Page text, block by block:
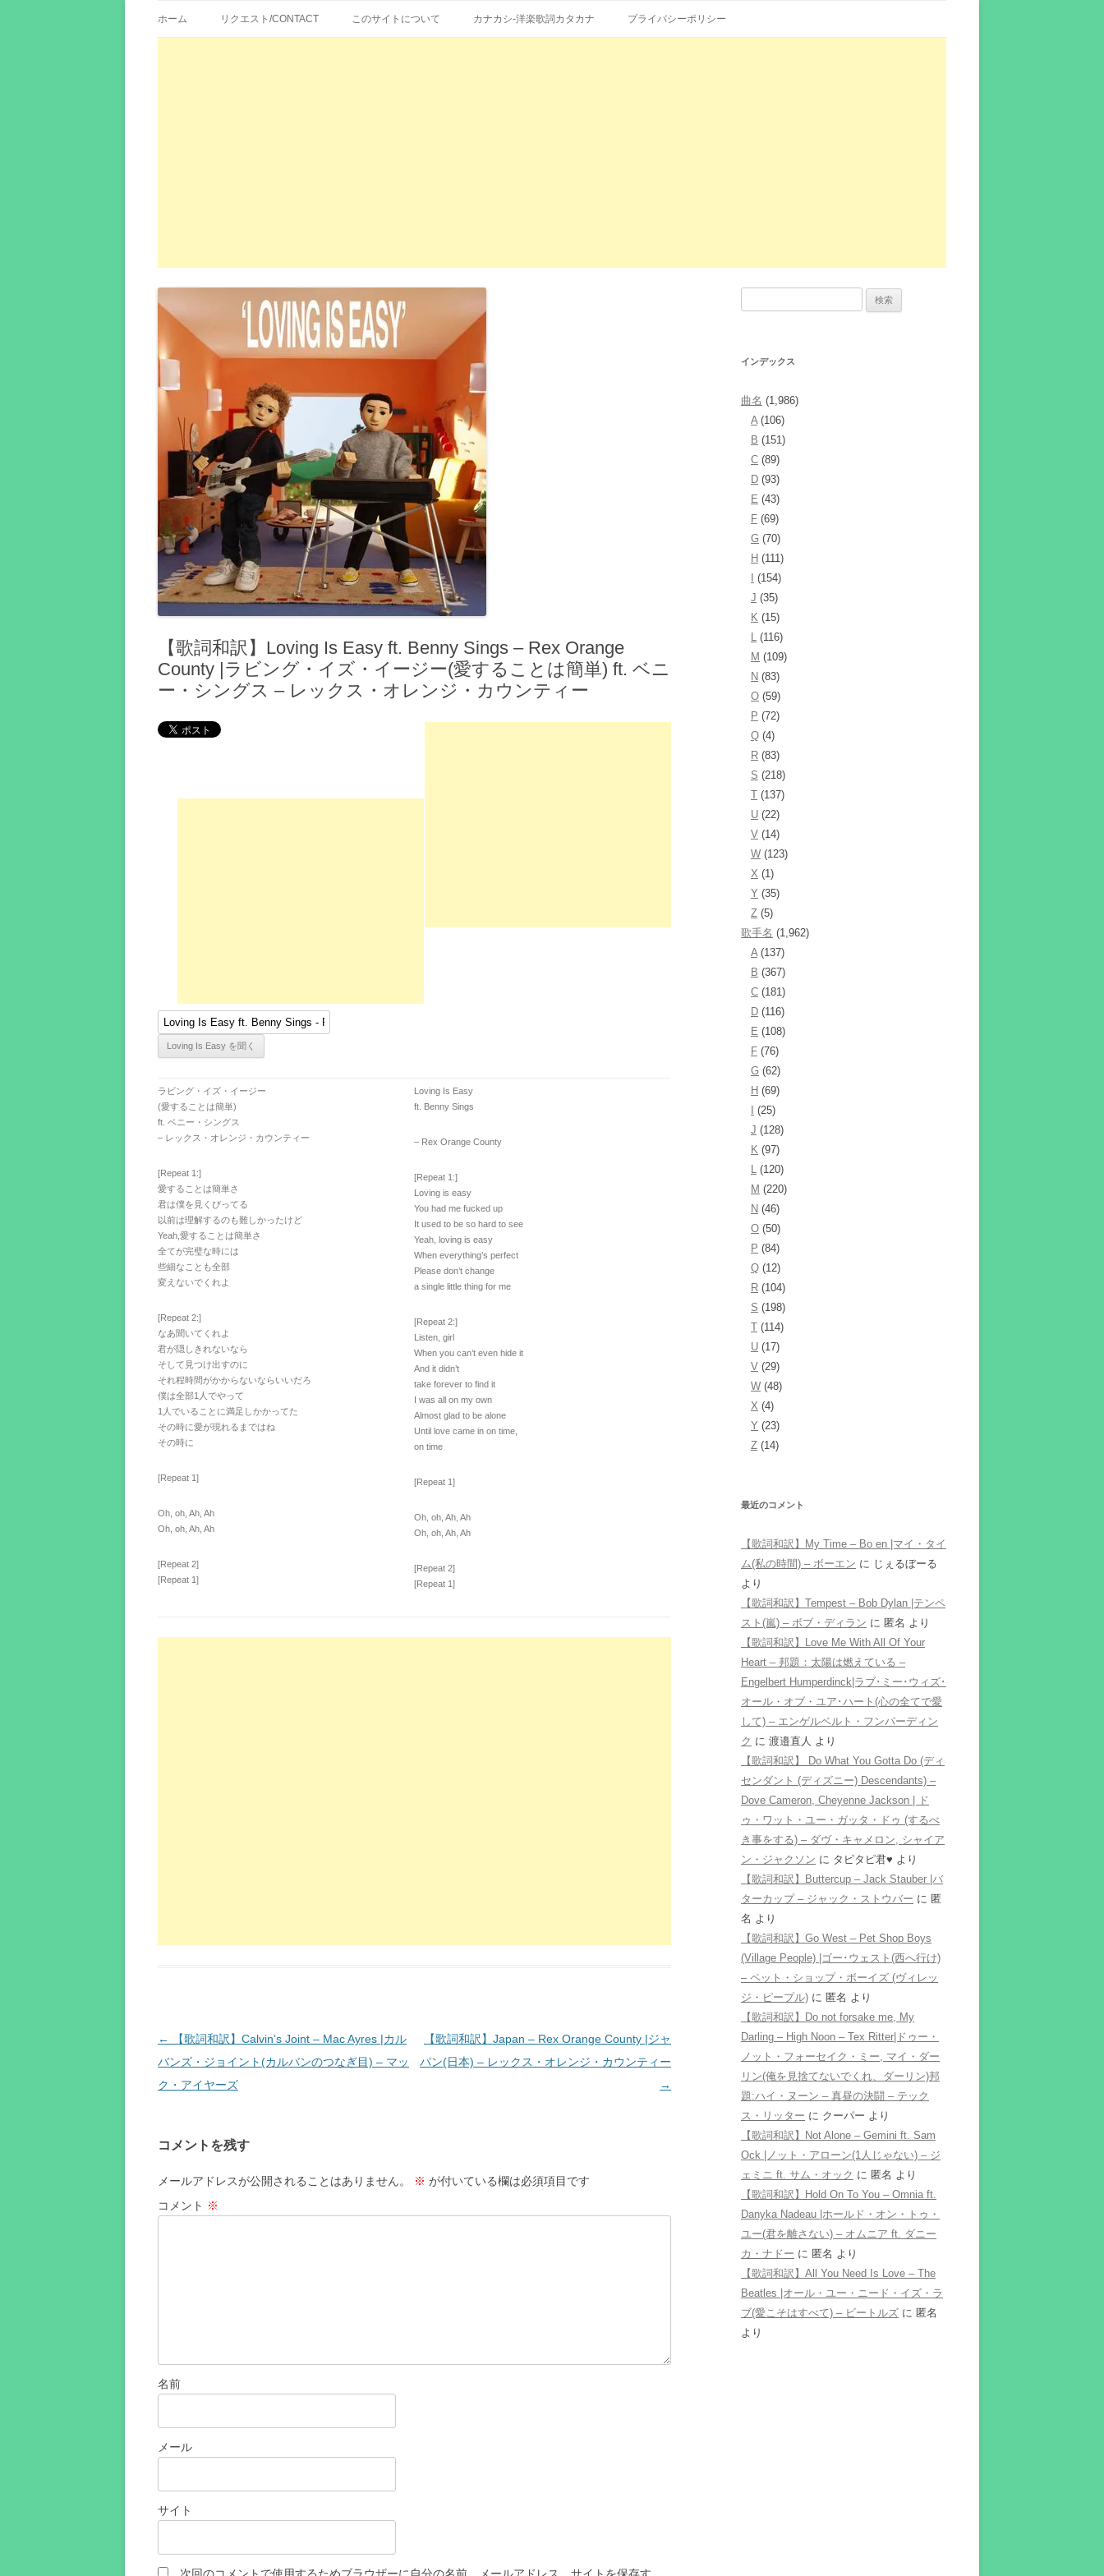
エイカシ | 洋楽歌詞の和訳、英語の意味、読み方
ン
ン
ホーム リクエスト/CONTACT このサイトについて カナカシ-洋楽歌詞カタカナ プライバシーポリシー
【歌詞和訳】Loving Is Easy ft. Benny Sings – Rex Orange
County |ラビング・イズ・イージー(愛することは簡単) ft. ベニ
ー・シングス – レックス・オレンジ・カウンティー
ラビング・イズ・イージー
(愛することは簡単)
ft. ベニー・シングス
– レックス・オレンジ・カウンティー
[Repeat 1:]
愛することは簡単さ
君は僕を見くびってる
以前は理解するのも難しかったけど
Yeah,愛することは簡単さ
全てが完璧な時には
些細なことも全部
変えないでくれよ
[Repeat 2:]
なあ聞いてくれよ
君が隠しきれないなら
そして見つけ出すのに
それ程時間がかからないならいいだろ
僕は全部1人でやって
1人でいることに満足しかかってた
その時に愛が現れるまではね
その時に
[Repeat 1]
Oh, oh, Ah, Ah
Oh, oh, Ah, Ah
[Repeat 2]
[Repeat 1]
Loving Is Easy
ft. Benny Sings
– Rex Orange County
[Repeat 1:]
Loving is easy
You had me fucked up
It used to be so hard to see
Yeah, loving is easy
When everything’s perfect
Please don’t change
a single little thing for me
[Repeat 2:]
Listen, girl
When you can’t even hide it
And it didn’t
take forever to find it
I was all on my own
Almost glad to be alone
Until love came in on time,
on time
[Repeat 1]
Oh, oh, Ah, Ah
Oh, oh, Ah, Ah
[Repeat 2]
[Repeat 1]
投
稿
ナ
ー
シ
ョ
←
【歌詞和訳】Calvin’s Joint – Mac Ayres |カル
バンズ・ジョイント(カルバンのつなぎ目) – マッ
ク・アイヤーズ
【歌詞和訳】Japan – Rex Orange County |ジャ
パン(日本) – レックス・オレンジ・カウンティー
→
コメントを残す
メールアドレスが公開されることはありません。 ※ が付いている欄は必須項目です
コメント ※
名前
メール
サイト
インデックス
曲名 (1,986)
A(106)
B (151)
C (89)
D (93)
E (43)
F (69)
G (70)
H (111)
(154)
J (35)
K (15)
L (116)
M (109)
N (83)
O (59)
P (72)
Q (4)
R (83)
S (218)
T (137)
U (22)
V (14)
W (123)
X (1)
Y (35)
Z (5)
歌手名 (1,962)
A(137)
B (367)
C (181)
D (116)
E (108)
F (76)
G (62)
H (69)
(25)
J (128)
K (97)
L (120)
M (220)
N (46)
O (50)
P (84)
Q (12)
R (104)
S (198)
T (114)
U (17)
V (29)
W (48)
X (4)
Y (23)
Z (14)
最近のコメント
【歌詞和訳】My Time – Bo en |マイ・タイ
ム(私の時間) – ボーエン に じぇるぼーる
より
【歌詞和訳】Tempest – Bob Dylan |テンペ
スト(嵐) – ボブ・ディラン に 匿名 より
【歌詞和訳】Love Me With All Of Your
Heart – 邦題：太陽は燃えている –
Engelbert Humperdinck|ラブ･ミー･ウィズ･
オール・オブ・ユア･ハート(心の全てで愛
して) – エンゲルベルト・フンパーディン
ク に 渡邉直人 より
【歌詞和訳】 Do What You Gotta Do (ディ
センダント (ディズニー) Descendants) –
Dove Cameron, Cheyenne Jackson | ド
ゥ・ワット・ユー・ガッタ・ドゥ (するべ
き事をする) – ダヴ・キャメロン, シャイア
ン・ジャクソン に タピタピ君♥️ より
【歌詞和訳】Buttercup – Jack Stauber |バ
ターカップ – ジャック・ストウバー に 匿
名 より
【歌詞和訳】Go West – Pet Shop Boys
(Village People) |ゴー･ウェスト(西へ行け)
– ペット・ショップ・ボーイズ (ヴィレッ
ジ・ピープル) に 匿名 より
【歌詞和訳】Do not forsake me, My
Darling – High Noon – Tex Ritter|ドゥー・
ノット・フォーセイク・ミー, マイ・ダー
リン(俺を見捨てないでくれ、ダーリン)邦
題:ハイ・ヌーン – 真昼の決闘 – テック
ス・リッター に クーパー より
【歌詞和訳】Not Alone – Gemini ft. Sam
Ock |ノット・アローン(1人じゃない) – ジ
ェミニ ft. サム・オック に 匿名 より
【歌詞和訳】Hold On To You – Omnia ft.
Danyka Nadeau |ホールド・オン・トゥ・
ユー(君を離さない) – オムニア ft. ダニー
カ・ナドー に 匿名 より
【歌詞和訳】All You Need Is Love – The
Beatles |オール・ユー・ニード・イズ・ラ
ブ(愛こそはすべて) – ビートルズ に 匿名
より